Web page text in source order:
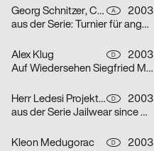
Georg Schnitzer, Christoph Priglinger, Oliver Laric A
2003
aus der Serie: Turnier für angewandten Fussball 3
Alex Klug D
2003
Auf Wiedersehen Siegfried Maser
Herr Ledesi Projekt- und Werbeagentur D
2003
aus der Serie Jailwear since 1898: HAEFTLING Tasche
Kleon Medugorac D
2003